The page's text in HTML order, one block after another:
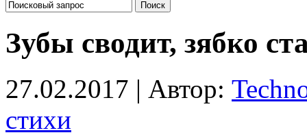
Зубы сводит, зябко
27.02.2017 | Автор:
стихи